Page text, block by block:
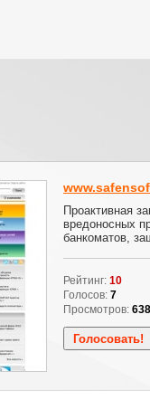
Проактивная
вредоносных
банкоматов,
Рейтинг: 10
Голосов: 7
Просмотров: